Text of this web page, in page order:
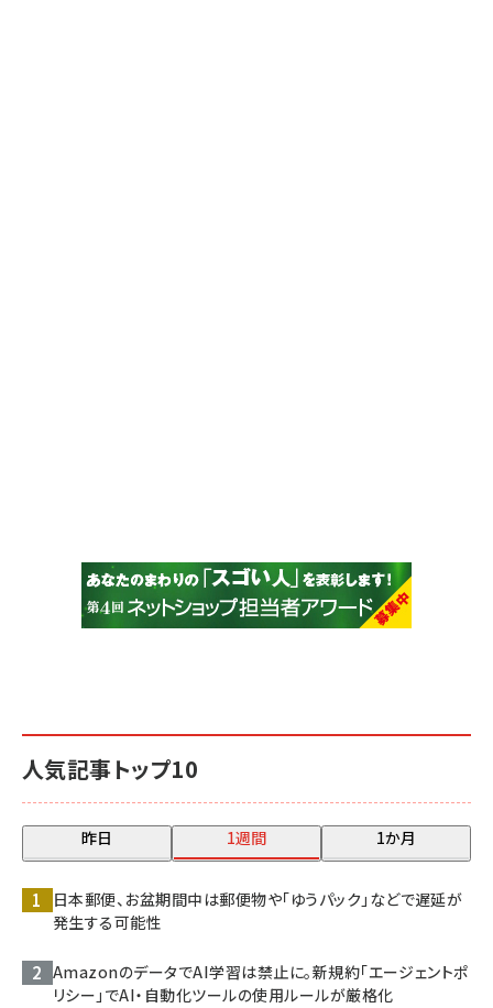
人気記事トップ10
昨日 1週間 1か月
日本郵便、お盆期間中は郵便物や「ゆうパック」などで遅延が
発生する可能性
AmazonのデータでAI学習は禁止に。新規約「エージェントポ
リシー」でAI・自動化ツールの使用ルールが厳格化